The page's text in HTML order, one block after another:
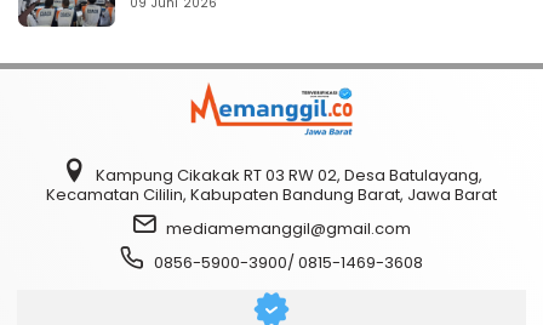
Kampung Cikakak RT 03 RW 02, Desa Batulayang,
Kecamatan Cililin, Kabupaten Bandung Barat, Jawa Barat
mediamemanggil@gmail.com
0856-5900-3900/ 0815-1469-3608